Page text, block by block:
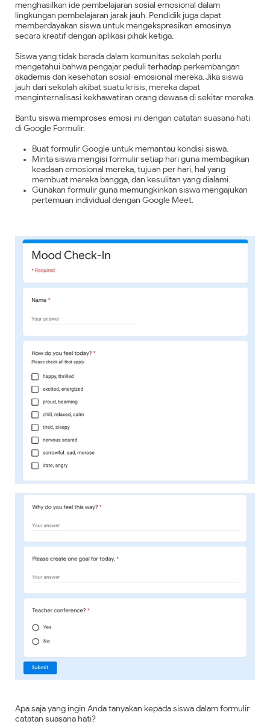
menghasilkan ide pembelajaran sosial emosional dalam
lingkungan pembelajaran jarak jauh. Pendidik juga dapat
memberdayakan siswa untuk mengekspresikan emosinya
secara kreatif dengan aplikasi pihak ketiga.
Siswa yang tidak berada dalam komunitas sekolah perlu
mengetahui bahwa pengajar peduli terhadap perkembangan
akademis dan kesehatan sosial-emosional mereka. Jika siswa
jauh dari sekolah akibat suatu krisis, mereka dapat
menginternalisasi kekhawatiran orang dewasa di sekitar mereka.
Bantu siswa memproses emosi ini dengan catatan suasana hati
di Google Formulir.
Buat formulir Google untuk memantau kondisi siswa.
Minta siswa mengisi formulir setiap hari guna membagikan
keadaan emosional mereka, tujuan per hari, hal yang
membuat mereka bangga, dan kesulitan yang dialami.
Gunakan formulir guna memungkinkan siswa mengajukan
pertemuan individual dengan Google Meet.
Apa saja yang ingin Anda tanyakan kepada siswa dalam formulir
catatan suasana hati?